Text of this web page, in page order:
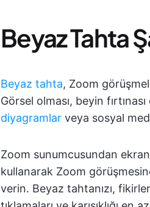
Beyaz Tahta
Beyaz tahta, Zoom
Görsel olması, beyin
diyagramlar veya sosyal
Zoom sunumcusundan
kullanarak Zoom
verin. Beyaz tahtanızı,